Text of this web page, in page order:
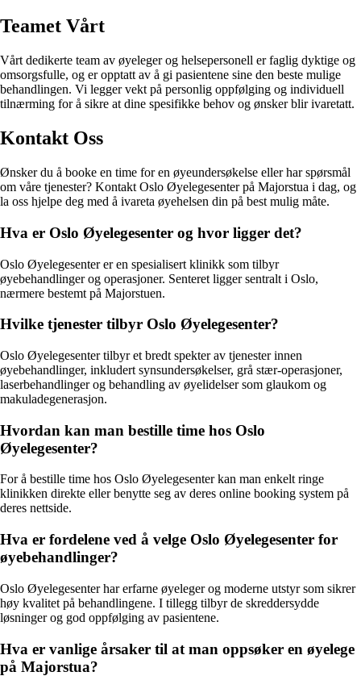
Teamet Vårt
Vårt dedikerte team av øyeleger og helsepersonell er faglig dyktige og
omsorgsfulle, og er opptatt av å gi pasientene sine den beste mulige
behandlingen. Vi legger vekt på personlig oppfølging og individuell
tilnærming for å sikre at dine spesifikke behov og ønsker blir ivaretatt.
Kontakt Oss
Ønsker du å booke en time for en øyeundersøkelse eller har spørsmål
om våre tjenester? Kontakt Oslo Øyelegesenter på Majorstua i dag, og
la oss hjelpe deg med å ivareta øyehelsen din på best mulig måte.
Hva er Oslo Øyelegesenter og hvor ligger det?
Oslo Øyelegesenter er en spesialisert klinikk som tilbyr
øyebehandlinger og operasjoner. Senteret ligger sentralt i Oslo,
nærmere bestemt på Majorstuen.
Hvilke tjenester tilbyr Oslo Øyelegesenter?
Oslo Øyelegesenter tilbyr et bredt spekter av tjenester innen
øyebehandlinger, inkludert synsundersøkelser, grå stær-operasjoner,
laserbehandlinger og behandling av øyelidelser som glaukom og
makuladegenerasjon.
Hvordan kan man bestille time hos Oslo
Øyelegesenter?
For å bestille time hos Oslo Øyelegesenter kan man enkelt ringe
klinikken direkte eller benytte seg av deres online booking system på
deres nettside.
Hva er fordelene ved å velge Oslo Øyelegesenter for
øyebehandlinger?
Oslo Øyelegesenter har erfarne øyeleger og moderne utstyr som sikrer
høy kvalitet på behandlingene. I tillegg tilbyr de skreddersydde
løsninger og god oppfølging av pasientene.
Hva er vanlige årsaker til at man oppsøker en øyelege
på Majorstua?